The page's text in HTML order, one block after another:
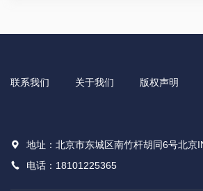
联系我们 关于我们 版权声明
地址：北京市东城区南竹杆胡同6号北京
电话：18101225365